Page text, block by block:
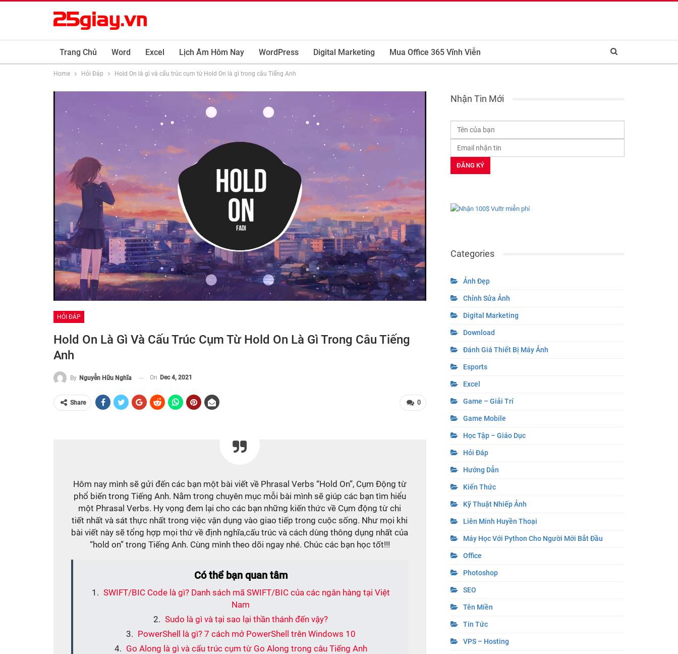
Trang Chủ Word Excel Lịch Âm Hôm Nay WordPress Digital Marketing Mua Office 365 Vĩnh Viễn
Home Hỏi Đáp Hold On là gì và cấu trúc cụm từ Hold On là gì trong câu Tiếng Anh
HỎI ĐÁP
Hold On Là Gì Và Cấu Trúc Cụm Từ Hold On Là Gì Trong Câu Tiếng
Anh
By Nguyễn Hữu Nghĩa On Dec 4, 2021
0
Share
Hôm nay mình sẽ gửi đến các bạn một bài viết về Phrasal Verbs “Hold On”, Cụm Động từ
phổ biến trong Tiếng Anh. Nằm trong chuyên mục mỗi bài mình sẽ giúp các bạn tìm hiểu
một Phrasal Verbs. Hy vọng đem lại cho các bạn những kiến thức về Cụm động từ chi
tiết nhất và sát thực nhất trong việc vận dụng vào giao tiếp trong cuộc sống. Như mọi khi
bài viết này sẽ tổng hợp mọi thứ về định nghĩa,cấu trúc và cách dùng thông dụng nhất của
“hold on” trong Tiếng Anh. Cùng mình theo dõi ngay nhé. Chúc các bạn học tốt!!!
Có thể bạn quan tâm
SWIFT/BIC Code là gì? Danh sách mã SWIFT/BIC của các ngân hàng tại Việt
Nam
Sudo là gì và tại sao lại thần thánh đến vậy?
PowerShell là gì? 7 cách mở PowerShell trên Windows 10
Go Along là gì và cấu trúc cụm từ Go Along trong câu Tiếng Anh
Nhận Tin Mới
Categories
Ảnh Đẹp
Chỉnh Sửa Ảnh
Digital Marketing
Download
Đánh Giá Thiết Bị Máy Ảnh
Esports
Excel
Game – Giải Trí
Game Mobile
Học Tập – Giáo Dục
Hỏi Đáp
Hướng Dẫn
Kiến Thức
Kỹ Thuật Nhiếp Ảnh
Liên Minh Huyền Thoại
Máy Học Với Python Cho Người Mới Bắt Đầu
Office
Photoshop
SEO
Tên Miền
Tin Tức
VPS – Hosting